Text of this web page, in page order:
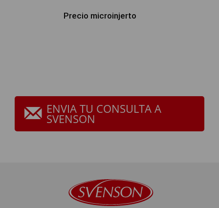
Precio microinjerto
ENVIA TU CONSULTA A
SVENSON